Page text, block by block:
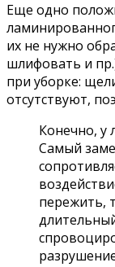
Еще одно
их не нужно
шлифовать и
при уборке:
отсутствуют,
Конечно, у
Самый
пережить,